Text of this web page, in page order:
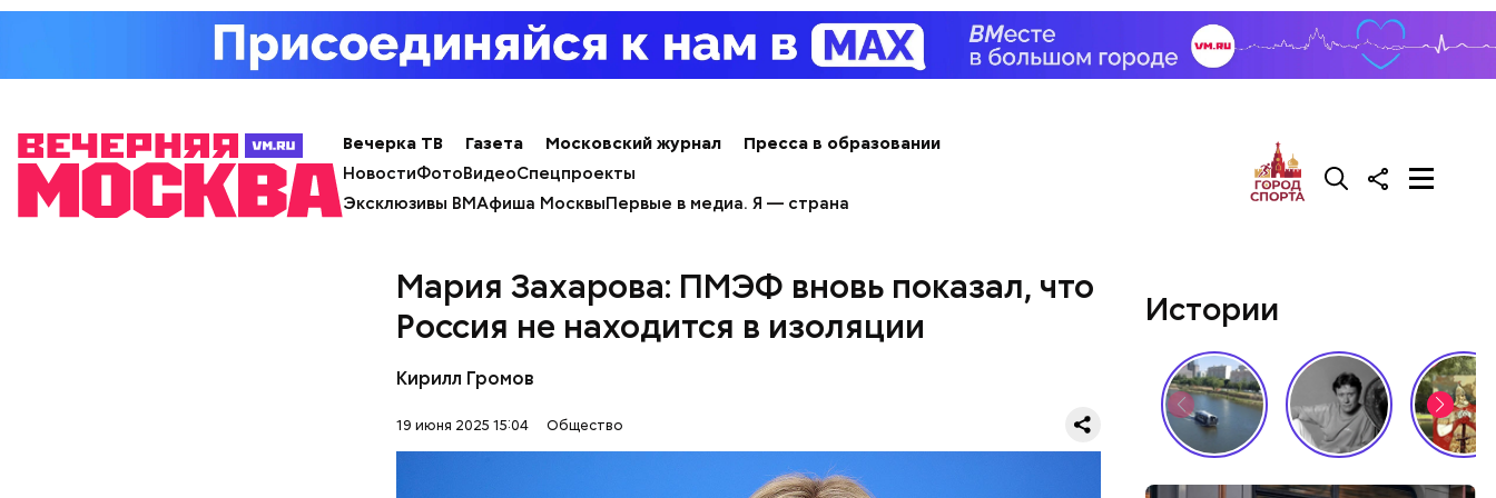
Вечерка ТВ Газета Московский журнал
Пресса в образовании
НовостиФотоВидеоСпецпроекты
Эксклюзивы ВМАфиша МосквыПервые в медиа. Я — страна
Мария Захарова: ПМЭФ вновь показал, что
Россия не находится в изоляции
Кирилл Громов
19 июня 2025 15:04 Общество
Спагетти из кабачков
Истории